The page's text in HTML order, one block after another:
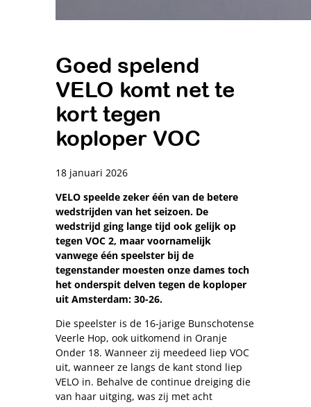
Goed spelend
VELO komt net te
kort tegen
koploper VOC
18 januari 2026
VELO speelde zeker één van de betere
wedstrijden van het seizoen. De
wedstrijd ging lange tijd ook gelijk op
tegen VOC 2, maar voornamelijk
vanwege één speelster bij de
tegenstander moesten onze dames toch
het onderspit delven tegen de koploper
uit Amsterdam: 30-26.
Die speelster is de 16-jarige Bunschotense
Veerle Hop, ook uitkomend in Oranje
Onder 18. Wanneer zij meedeed liep VOC
uit, wanneer ze langs de kant stond liep
VELO in. Behalve de continue dreiging die
van haar uitging, was zij met acht